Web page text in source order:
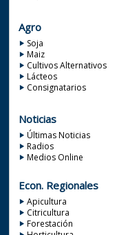
Agro
Soja
Maiz
Cultivos Alternativos
Lácteos
Consignatarios
Noticias
Últimas Noticias
Radios
Medios Online
Econ. Regionales
Apicultura
Citricultura
Forestación